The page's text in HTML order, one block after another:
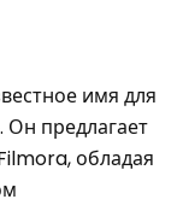
имя для
Он предлагает
обладая